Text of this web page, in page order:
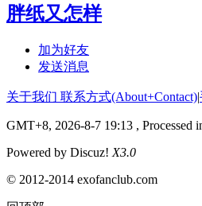
胖纸又怎样
加为好友
发送消息
关于我们 联系方式(About+Contact)|
GMT+8, 2026-8-7 19:13 , Processed
Powered by Discuz! X3.0
© 2012-2014 exofanclub.com